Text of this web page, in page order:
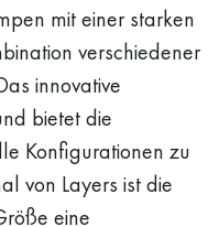
mit einer starken
verschiedener
innovative
bietet die
Konfigurationen zu
von Layers ist die
eine